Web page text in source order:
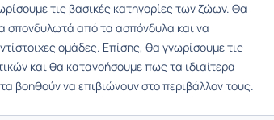
τις βασικές κατηγορίες των ζώων. Θα
σπονδυλωτά από τα ασπόνδυλα και να
ομάδες. Επίσης, θα γνωρίσουμε τις
και θα κατανοήσουμε πως τα ιδιαίτερα
βοηθούν να επιβιώνουν στο περιβάλλον τους.